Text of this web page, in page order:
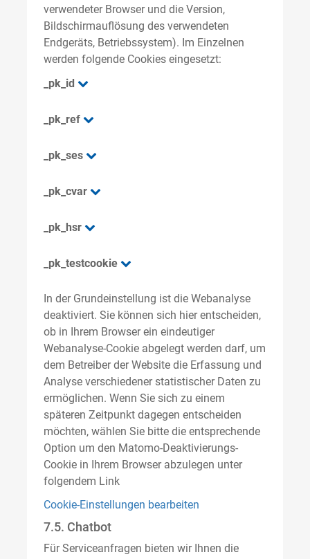
verwendeter Browser und die Version,
Bildschirmauflösung des verwendeten
Endgeräts, Betriebssystem). Im Einzelnen
werden folgende Cookies eingesetzt:
_pk_id
_pk_ref
_pk_ses
_pk_cvar
_pk_hsr
_pk_testcookie
In der Grundeinstellung ist die Webanalyse
deaktiviert. Sie können sich hier entscheiden,
ob in Ihrem Browser ein eindeutiger
Webanalyse-Cookie abgelegt werden darf, um
dem Betreiber der Website die Erfassung und
Analyse verschiedener statistischer Daten zu
ermöglichen. Wenn Sie sich zu einem
späteren Zeitpunkt dagegen entscheiden
möchten, wählen Sie bitte die entsprechende
Option um den Matomo-Deaktivierungs-
Cookie in Ihrem Browser abzulegen unter
folgendem Link
Cookie-Einstellungen bearbeiten
7.5. Chatbot
Für Serviceanfragen bieten wir Ihnen die